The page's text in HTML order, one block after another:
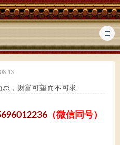
13
，财富可望而不可求
（微信同号）